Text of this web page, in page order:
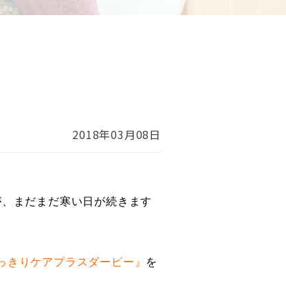
2018年03月08日
まだまだ寒い日が続きます
きりケアプラスダービー』 を